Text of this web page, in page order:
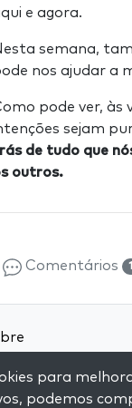
e agora.
semana,
nos ajudar a
pode ver, às
sejam
de tudo que
outros.
Comentários
e Condições
para
podemos